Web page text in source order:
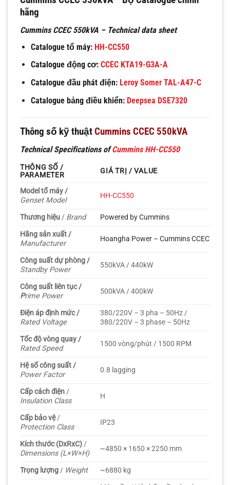
hãng
Cummins CCEC 550kVA – Technical data sheet
Catalogue tổ máy: HH-CC550
Catalogue động cơ: CCEC KTA19-G3A-A
Catalogue đầu phát điện: Leroy Somer TAL-A47-C
Catalogue bảng điều khiển: Deepsea DSE7320
Thông số kỹ thuậtCummins CCEC 550kVA
Technical Specifications ofCummins HH-CC550
THÔNG SỐ /
PARAMETER
GIÁ TRỊ / VALUE
Model tổ máy /
Genset Model
HH-CC550
Thương hiệu/ Brand
Powered by Cummins
Hãng sản xuất /
Manufacturer
Hoangha Power – Cummins CCEC
Công suất dự phòng /
Standby Power
550kVA / 440kW
Công suất liên tục /
Prime Power
500kVA / 400kW
Điện áp định mức /
Rated Voltage
380/220V – 3 pha – 50Hz /
380/220V – 3 phase – 50Hz
Tốc độ vòng quay /
Rated Speed
1500 vòng/phút / 1500 RPM
Hệ số công suất /
Power Factor
0.8 lagging
Cấp cách điện/
Insulation Class
H
Cấp bảo vệ/
Protection Class
IP23
Kích thước (DxRxC)/
Dimensions (L×W×H)
~4850 × 1650 × 2250 mm
Trọng lượng/ Weight ~6880 kg